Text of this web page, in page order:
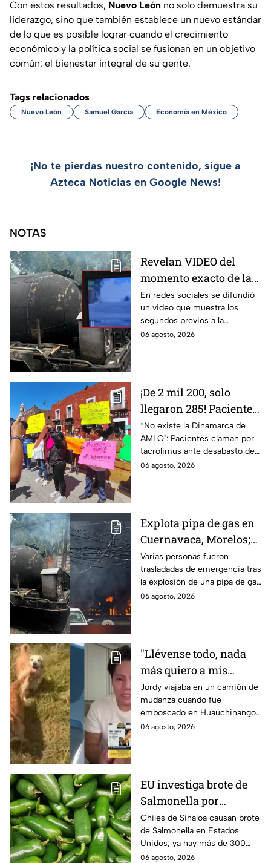
Con estos resultados, Nuevo León no solo demuestra su
liderazgo, sino que también establece un nuevo estándar
de lo que es posible lograr cuando el crecimiento
económico y la política social se fusionan en un objetivo
común: el bienestar integral de su gente.
Tags relacionados
Nuevo León Samuel García Economía en México
¡No te pierdas nuestro contenido, sigue a
Azteca Noticias en Google News!
NOTAS
Revelan VIDEO del
momento exacto de la
explosión de pipa de
gas en Cuernavaca,
Morelos
En redes sociales se difundió
un video que muestra los
segundos previos a la
explosión de una pipa de gas
06 agosto, 2026
¡De 2 mil 200, solo
llegaron 285! Pacientes
claman por
medicamentos ante
desabasto en IMSS
Puebla
“No existe la Dinamarca de
AMLO": Pacientes claman por
tacrolimus ante desabasto de
medicamentos en hospital del
06 agosto, 2026
Explota pipa de gas en
Cuernavaca, Morelos;
se reportan más de 20
personas con
quemaduras
Varias personas fueron
trasladadas de emergencia tras
la explosión de una pipa de gas
cerca de la colonia Las
06 agosto, 2026
"Llévense todo, nada
más quiero a mis
perritas": Asaltan a un
joven, vacían sus
cuentas y le roban a sus
mascotas en
Jordy viajaba en un camión de
mudanza cuando fue
emboscado en Huauchinango,
Puebla, Además de quitarle
06 agosto, 2026
EU investiga brote de
Salmonella por
jalapeños de Sinaloa
Chiles de Sinaloa causan brote
de Salmonella en Estados
Unidos; ya hay más de 300
enfermos en 27 estados.
06 agosto, 2026